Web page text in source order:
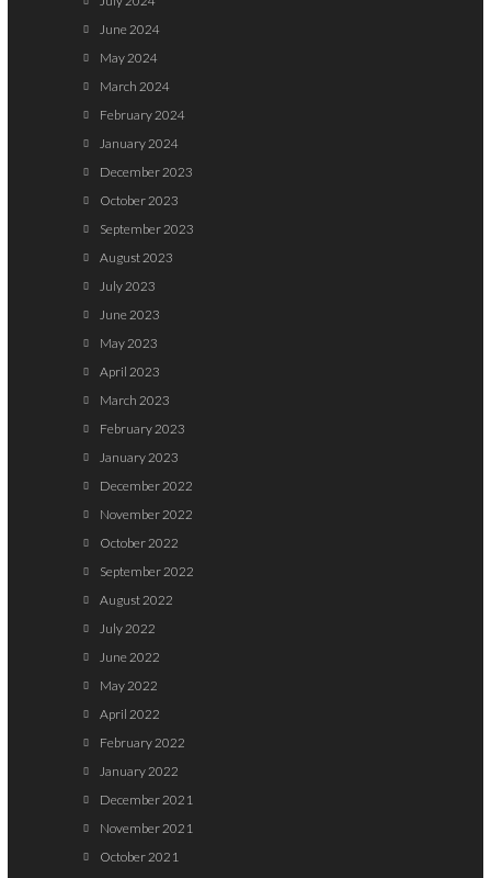
June 2024
May 2024
March 2024
February 2024
January 2024
December 2023
October 2023
September 2023
August 2023
July 2023
June 2023
May 2023
April 2023
March 2023
February 2023
January 2023
December 2022
November 2022
October 2022
September 2022
August 2022
July 2022
June 2022
May 2022
April 2022
February 2022
January 2022
December 2021
November 2021
October 2021